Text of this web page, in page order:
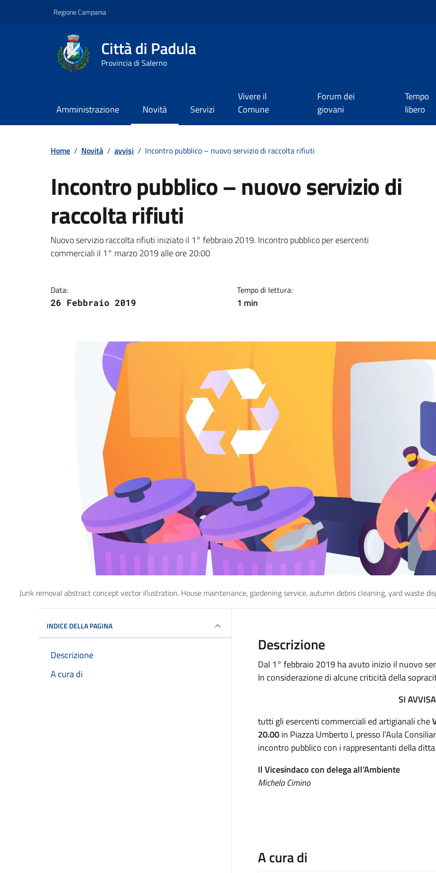
Regione Campania
Città di Padula
Provincia di Salerno
Amministrazione Novità Servizi
Vivere il
Comune
Forum dei
giovani
Tempo
libero
Home / Novità / avvisi / Incontro pubblico – nuovo servizio di raccolta rifiuti
Incontro pubblico – nuovo servizio di
raccolta rifiuti
Dettagli della notizia
Nuovo servizio raccolta rifiuti iniziato il 1° febbraio 2019. Incontro pubblico per esercenti
commerciali il 1° marzo 2019 alle ore 20:00
Data:
26 Febbraio 2019
Tempo di lettura:
1 min
Junk removal abstract concept vector illustration. House maintenance, gardening service, autumn debris cleaning, yard waste
INDICE DELLA PAGINA
Descrizione
A cura di
Descrizione
Dal 1° febbraio 2019 ha avuto inizio il nuovo
In considerazione di alcune criticità della
SI
tutti gli esercenti commerciali ed artigianali che
20.00in Piazza Umberto I, presso l’Aula
incontro pubblico con i rappresentanti della
Il Vicesindaco con delega all’Ambiente
Michela Cimino
A cura di